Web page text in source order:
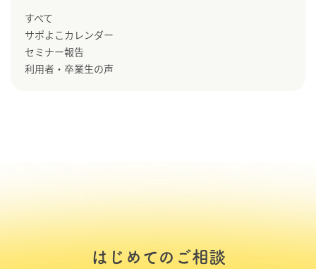
すべて
サポよこカレンダー
セミナー報告
利用者・卒業生の声
はじめてのご相談